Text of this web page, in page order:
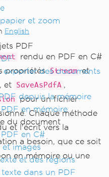
et zoom
PDF
exporter des documents
depuis la mémoire
en mémoire
du document
en C#
images
et des régions
dans un PDF
English
rendu en PDF en C#
propriétés Stream et
et SaveAsPdfA ,
pour un fichier
Chaque méthode
et l'écrit vers la
a besoin, que ce soit
en mémoire ou une